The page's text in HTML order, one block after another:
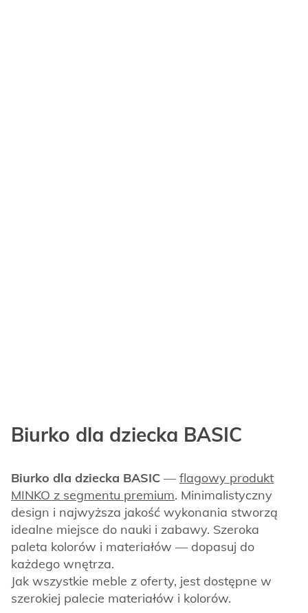
Biurko dla dziecka BASIC
Biurko dla dziecka BASIC —flagowy produkt
MINKO z segmentu premium. Minimalistyczny
design i najwyższa jakość wykonania stworzą
idealne miejsce do nauki i zabawy. Szeroka
paleta kolorów i materiałów — dopasuj do
każdego wnętrza.
Jak wszystkie meble z oferty, jest dostępne w
szerokiej palecie materiałów i kolorów.